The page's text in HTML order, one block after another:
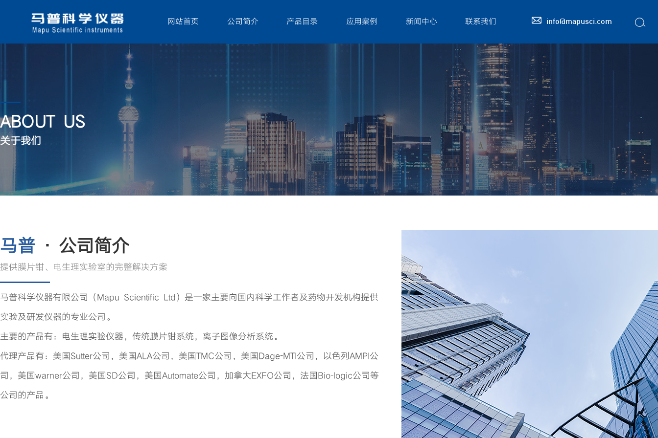
网站首页 公司简介 产品目录 应用案例 新闻中心 联系我们  info@mapusci.com
ABOUT US
关于我们
马普 · 公司简介
提供膜片钳、电生理实验室的完整解决方案
马普科学仪器有限公司（Mapu Scientific Ltd）是一家主要向国内科学工作者及药物开发机构提供
实验及研发仪器的专业公司。
主要的产品有：电生理实验仪器，传统膜片钳系统，离子图像分析系统。
代理产品有：美国Sutter公司，美国ALA公司，美国TMC公司，美国Dage-MTI公司，以色列AMPI公
司，美国warner公司，美国SD公司，美国Automate公司，加拿大EXFO公司，法国Bio-logic公司等
公司的产品。